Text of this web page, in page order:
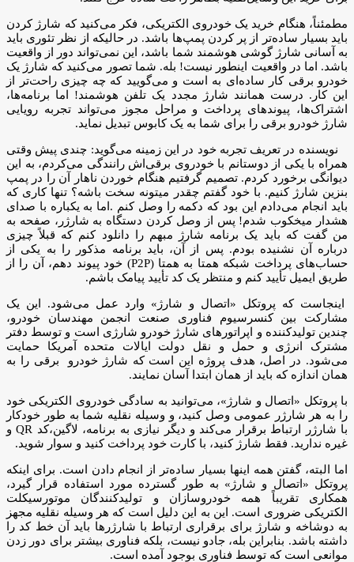
مطمئناً، هنگام خرید یک خودروی الکتریکی، فکر می‌کنید که شارژ کردن
باید بسیار ساده‌تر از پر کردن پمپ‌ها باشد. در حالیکه از نظر تئوری باید
به آسانی شارژ گوشی هوشمند شما باشد، این نمی‌تواند دور از واقعیت
باشد. اما در واقعیت اینطور نیست! بله. شما تصور می‌کنید که شارژ یک
خودرو برقی کار ساده‌ای به است و می‌گویید که چه چیزی راحت‌تر از
این کار. درست همانند شارژ مجدد یک تلفن هوشمند! اما برنامه‌ها،
اشتراک‌ها، پیوندهای پرداخت و مراحل مجوز می‌تواند تجربه رویایی
شارژ خودرو برقی را برای شما به یک کابوس تبدیل نماید.
نویسنده در تعریف تجربه خود در این زمینه می‌گوید: چندی پیش وقتی
همراه با یکی از دوستانم با خودروی برقی‌اش رانندگی می‌کردم، به این
دیوانگی برخورد کردم. تصمیم گرفتیم هنگام خوردن ناهار آن را در پمپ
بنزین شارژ کنیم. با خود گفتم چقدر میتونه سخت باشه؟ تنها کاری که
باید انجام می‌دادم این بود که دکمه را وصل کنم .اما به یکباره با صدای
هشدار میخکوب شدم! پس از وصل کردن دستگاه به شارژر، صفحه به
من گفت که باید یک برنامه شارژ مبهم را دانلود کنم که قبلاً چیزی
درباره آن نشنیده بودم. پس از آن، باید برنامه مذکور را به یکی از
حساب‌های پرداخت شبکه همتا به همتا (P2P) خود پیوند دهم، آن را از
طریق ایمیل تأیید کنم و منتظر یک کد تأیید پیامک باشم.
اینجاست که پروتکل «اتصال و شارژ» وارد عمل می‌شود. این یک
مشارکت بین کنسرسیوم فناوری صنعت انجمن مهندسان خودرو،
چندین تولیدکننده و اپراتورهای شارژ خودرو شارژی است و توسط دفتر
مشترک انرژی و حمل و نقل دولت ایالات متحده آمریکا حمایت
می‌شود. در اصل، هدف پروژه این است که شارژ خودرو برقی را به
همان اندازه که باید از همان ابتدا آسان نمایند.
با پروتکل «اتصال و شارژ»، می‌توانید به سادگی خودروی الکتریکی خود
را به هر شارژر عمومی وصل کنید، و وسیله نقلیه شما به طور خودکار
با شارژر ارتباط برقرار می‌کند و دیگر نیازی به برنامه، لاگین،کد QR و
غیره ندارید. فقط شارژ کنید، با کارت خود پرداخت کنید و سوار شوید.
اما البته، گفتن همه اینها بسیار ساده‌تر از انجام دادن است. برای اینکه
پروتکل «اتصال و شارژ» به طور گسترده مورد استفاده قرار گیرد،
همکاری تقریباً همه خودروسازان و تولیدکنندگان موتورسیکلت
الکتریکی ضروری است. این به این دلیل است که هر وسیله نقلیه مجهز
به دوشاخه و شارژ برای برقراری ارتباط با شارژرها باید آن خط کد را
داشته باشد. بنابراین بله، جادو نیست، بلکه فناوری بیشتر برای دور زدن
موانعی است که توسط فناوری بوجود آمده است.